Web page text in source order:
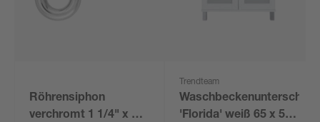
Röhrensiphon
verchromt 1 1/4" x 32
Trendteam
'Florida' weiß 65 x 56